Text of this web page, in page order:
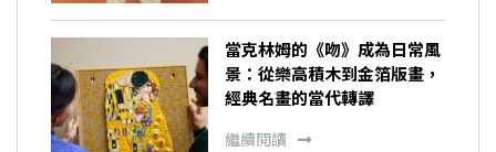
當克林姆的《吻》成為日常風
景：從樂高積木到金箔版畫，
經典名畫的當代轉譯
繼續閱讀